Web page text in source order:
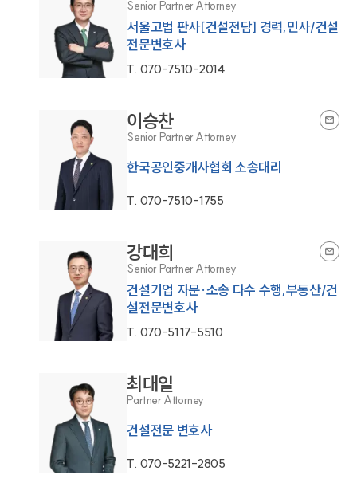
Senior Partner Attorney
서울고법 판사[건설전담] 경력,민사/건설
전문변호사
T. 070-7510-2014
이승찬
Senior Partner Attorney
한국공인중개사협회 소송대리
T. 070-7510-1755
강대희
Senior Partner Attorney
건설기업 자문·소송 다수 수행,부동산/건
설전문변호사
T. 070-5117-5510
최대일
Partner Attorney
건설전문 변호사
T. 070-5221-2805